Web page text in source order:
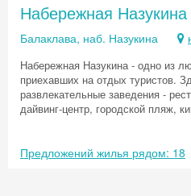
Набережная Назукина
Балаклава, наб. Назукина
Набережная Назукина - одно из
приехавших на отдых туристов.
развлекательные заведения -
дайвинг-центр, городской пляж,
Предложений жилья рядом: 18